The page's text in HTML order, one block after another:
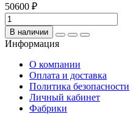
50600 ₽
В наличии
Информация
О компании
Оплата и доставка
Политика безопасности
Личный кабинет
Фабрики